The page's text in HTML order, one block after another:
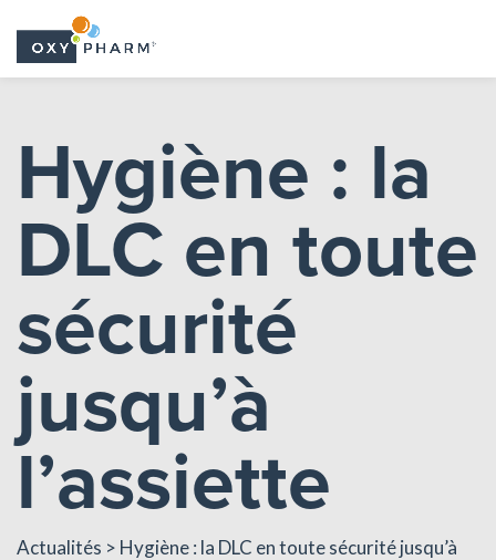
Hygiène : la
DLC en toute
sécurité
jusqu’à
l’assiette
Actualités > Hygiène : la DLC en toute sécurité jusqu’à